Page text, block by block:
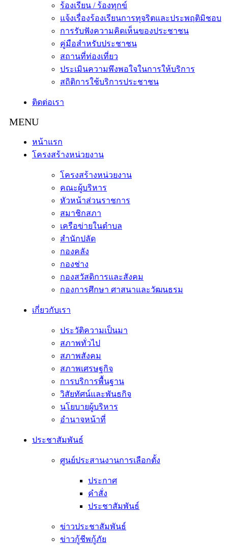
ร้องเรียน / ร้องทุกข์
แจ้งเรื่องร้องเรียนการทุจริตและประพฤติมิชอบ
การรับฟังความคิดเห็นของประชาชน
คู่มือสำหรับประชาชน
สถานที่ท่องเที่ยว
ประเมินความพึงพอใจในการให้บริการ
สถิติการใช้บริการประชาชน
ติดต่อเรา
หน้าแรก
โครงสร้างหน่วยงาน
โครงสร้างหน่วยงาน
คณะผู้บริหาร
หัวหน้าส่วนราชการ
สมาชิกสภา
เครือข่ายในตำบล
สำนักปลัด
กองคลัง
กองช่าง
กองสวัสดิการและสังคม
กองการศึกษา ศาสนาและวัฒนธรม
เกี่ยวกับเรา
ประวัติความเป็นมา
สภาพทั่วไป
สภาพสังคม
สภาพเศรษฐกิจ
การบริการพื้นฐาน
วิสัยทัศน์และพันธกิจ
นโยบายผู้บริหาร
อํานาจหน้าที่
ประชาสัมพันธ์
ศูนย์ประสานงานการเลือกตั้ง
ประกาศ
คำสั่ง
ประชาสัมพันธ์
ข่าวประชาสัมพันธ์
ข่าวกู้ชีพกู้ภัย